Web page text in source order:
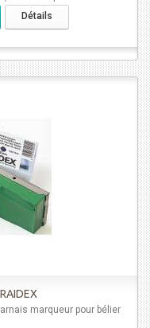
Détails
marqueur pour bélier